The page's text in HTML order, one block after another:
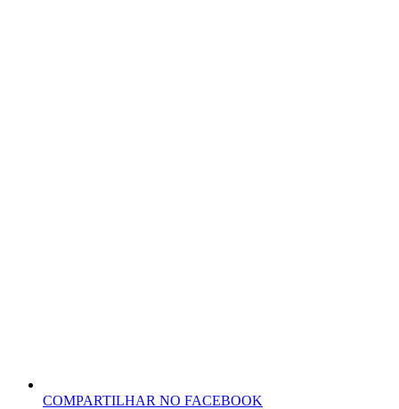
COMPARTILHAR NO FACEBOOK